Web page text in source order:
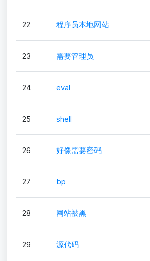
22 程序员本地网站
23 需要管理员
24 eval
25 shell
26 好像需要密码
27 bp
28 网站被黑
29 源代码